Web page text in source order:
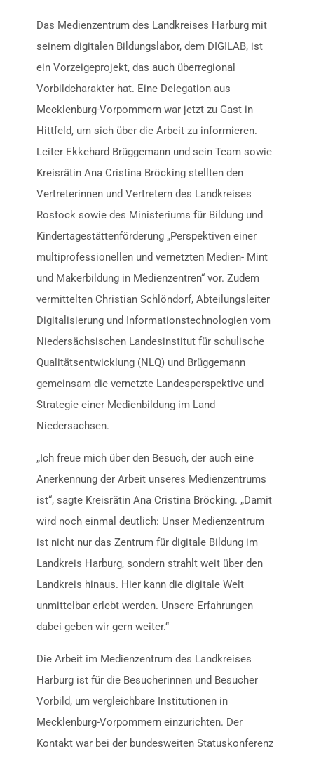
Das Medienzentrum des Landkreises Harburg mit
seinem digitalen Bildungslabor, dem DIGILAB, ist
ein Vorzeigeprojekt, das auch überregional
Vorbildcharakter hat. Eine Delegation aus
Mecklenburg-Vorpommern war jetzt zu Gast in
Hittfeld, um sich über die Arbeit zu informieren.
Leiter Ekkehard Brüggemann und sein Team sowie
Kreisrätin Ana Cristina Bröcking stellten den
Vertreterinnen und Vertretern des Landkreises
Rostock sowie des Ministeriums für Bildung und
Kindertagestättenförderung „Perspektiven einer
multiprofessionellen und vernetzten Medien- Mint
und Makerbildung in Medienzentren“ vor. Zudem
vermittelten Christian Schlöndorf, Abteilungsleiter
Digitalisierung und Informationstechnologien vom
Niedersächsischen Landesinstitut für schulische
Qualitätsentwicklung (NLQ) und Brüggemann
gemeinsam die vernetzte Landesperspektive und
Strategie einer Medienbildung im Land
Niedersachsen.
„Ich freue mich über den Besuch, der auch eine
Anerkennung der Arbeit unseres Medienzentrums
ist“, sagte Kreisrätin Ana Cristina Bröcking. „Damit
wird noch einmal deutlich: Unser Medienzentrum
ist nicht nur das Zentrum für digitale Bildung im
Landkreis Harburg, sondern strahlt weit über den
Landkreis hinaus. Hier kann die digitale Welt
unmittelbar erlebt werden. Unsere Erfahrungen
dabei geben wir gern weiter.“
Die Arbeit im Medienzentrum des Landkreises
Harburg ist für die Besucherinnen und Besucher
Vorbild, um vergleichbare Institutionen in
Mecklenburg-Vorpommern einzurichten. Der
Kontakt war bei der bundesweiten Statuskonferenz